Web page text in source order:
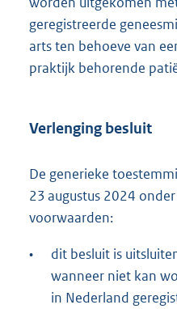
geregistreerde
arts ten behoeve van
praktijk behorende
Verlenging besluit
De generieke
23 augustus 2024
voorwaarden:
•
dit besluit is
wanneer niet kan
in Nederland